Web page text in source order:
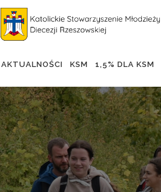
AKTUALNOŚCI KSM 1,5% DLA KSM